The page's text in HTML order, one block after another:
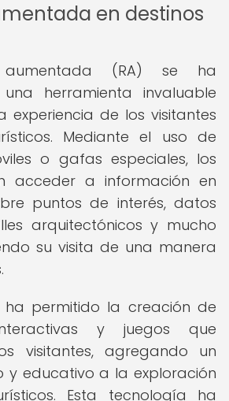
en destinos
(RA) se ha
herramienta invaluable
experiencia de los visitantes
Mediante el uso de
o gafas especiales, los
acceder a información en
puntos de interés, datos
arquitectónicos y mucho
su visita de una manera
ha permitido la creación de
y juegos que
visitantes, agregando un
y educativo a la exploración
Esta tecnología ha